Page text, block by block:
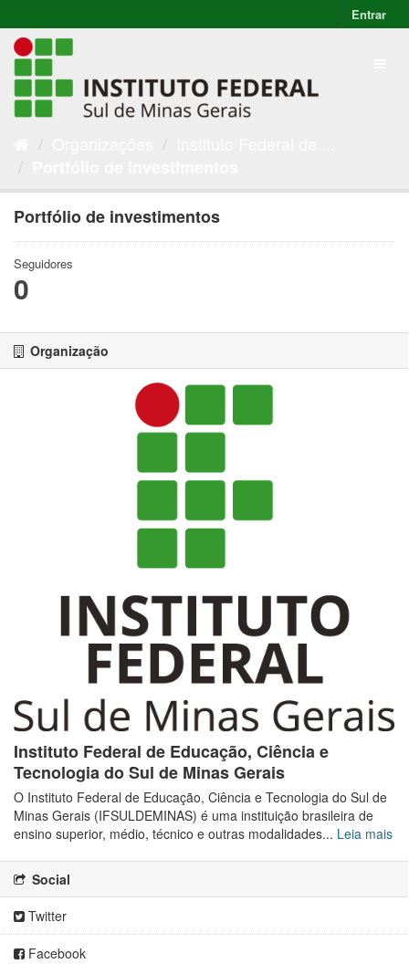
Entrar
Portfólio de investimentos
Seguidores
0
Organização
Instituto Federal de Educação, Ciência e
Tecnologia do Sul de Minas Gerais
O Instituto Federal de Educação, Ciência e Tecnologia do Sul de
Minas Gerais (IFSULDEMINAS) é uma instituição brasileira de
ensino superior, médio, técnico e outras modalidades... Leia mais
Social
Twitter
Facebook